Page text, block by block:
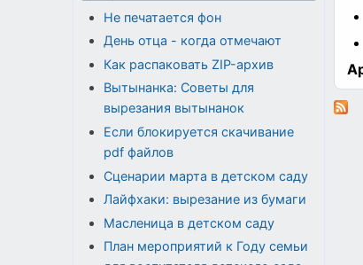
Не печатается фон
День отца - когда отмечают
Как распаковать ZIP-архив
Вытынанка: Советы для
вырезания вытынанок
Если блокируется скачивание
pdf файлов
Сценарии марта в детском саду
Лайфхаки: вырезание из бумаги
Масленица в детском саду
План мероприятий к Году семьи